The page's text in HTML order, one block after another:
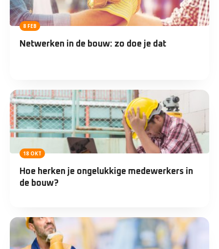
8 FEB
Netwerken in de bouw: zo doe je dat
18 OKT
Hoe herken je ongelukkige medewerkers in
de bouw?